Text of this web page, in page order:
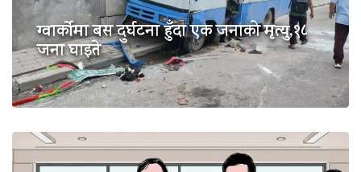
ग्वार्कोमा बस दुर्घटना हुँदा एक जनाको मृत्यु,१८
जना घाइते